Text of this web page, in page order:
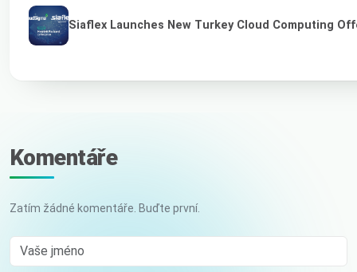
Siaflex Launches New Turkey Cloud Computing
Komentáře
Zatím žádné komentáře. Buďte první.
Vaše jméno